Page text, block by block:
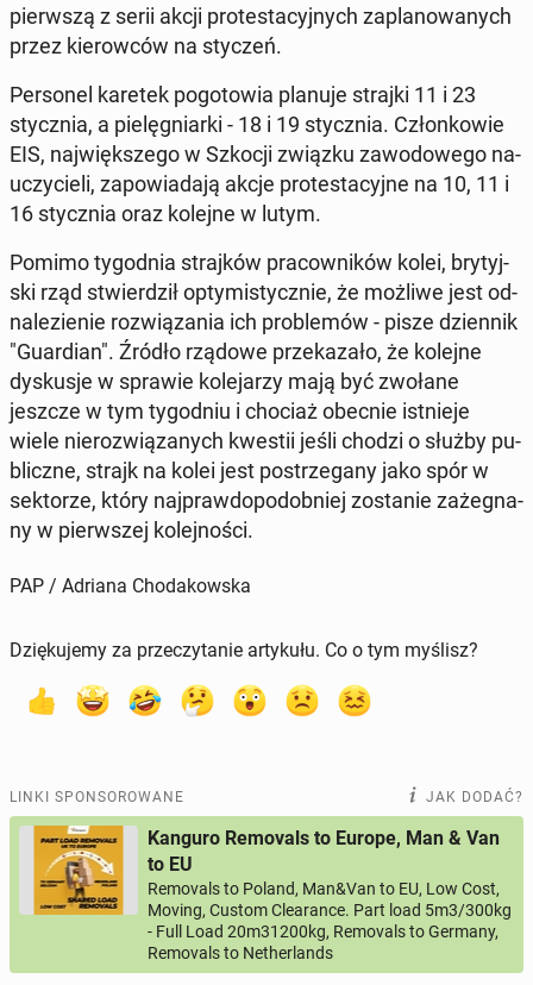
pierw­szą z serii akcji pro­te­sta­cyj­nych za­pla­no­wa­nych
przez kie­row­ców na styczeń.
Per­so­nel karetek po­go­to­wia planuje strajki 11 i 23
stycz­nia, a pie­lę­gniar­ki - 18 i 19 stycz­nia. Człon­ko­wie
EIS, naj­więk­sze­go w Szkocji związku za­wo­do­we­go na­
uczy­cie­li, za­po­wia­da­ją akcje pro­te­sta­cyj­ne na 10, 11 i
16 stycz­nia oraz kolejne w lutym.
Pomimo ty­go­dnia straj­ków pra­cow­ni­ków kolei, bry­tyj­
ski rząd stwier­dził opty­mi­stycz­nie, że możliwe jest od­
na­le­zie­nie roz­wią­za­nia ich pro­ble­mów - pisze dzien­nik
"Gu­ar­dian". Źródło rządowe prze­ka­za­ło, że kolejne
dys­ku­sje w sprawie ko­le­ja­rzy mają być zwołane
jeszcze w tym ty­go­dniu i chociaż obecnie ist­nie­je
wiele nie­roz­wią­za­nych kwestii jeśli chodzi o służby pu­
blicz­ne, strajk na kolei jest po­strze­ga­ny jako spór w
sek­to­rze, który naj­praw­do­po­dob­niej zo­sta­nie za­że­gna­
ny w pierw­szej ko­lej­no­ści.
PAP / Adriana Chodakowska
Dziękujemy za przeczytanie artykułu. Co o tym myślisz?
LINKI SPONSOROWANE JAK DODAĆ?
Kanguro Removals to Europe, Man & Van
to EU
Removals to Poland, Man&Van to EU, Low Cost,
Moving, Custom Clearance. Part load 5m3/300kg
- Full Load 20m31200kg, Removals to Germany,
Removals to Netherlands